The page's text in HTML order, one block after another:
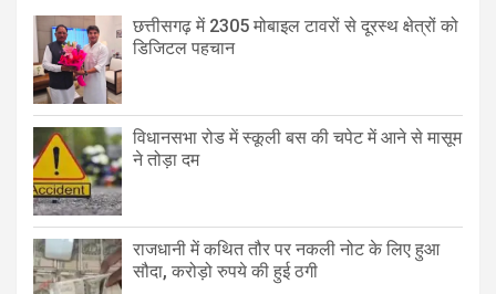
छत्तीसगढ़ में 2305 मोबाइल टावरों से दूरस्थ क्षेत्रों को
डिजिटल पहचान
विधानसभा रोड में स्कूली बस की चपेट में आने से मासूम
ने तोड़ा दम
राजधानी में कथित तौर पर नकली नोट के लिए हुआ
सौदा, करोड़ो रुपये की हुई ठगी